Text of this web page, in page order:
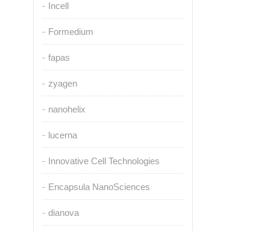
Incell
Formedium
fapas
zyagen
nanohelix
lucerna
Innovative Cell Technologies
Encapsula NanoSciences
dianova